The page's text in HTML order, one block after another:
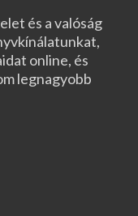
és a valóság
online, és
legnagyobb